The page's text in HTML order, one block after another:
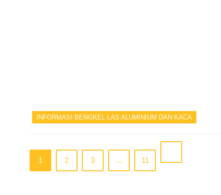
INFORMASI BENGKEL LAS ALUMINIUM DAN KACA
1 2 3 … 11